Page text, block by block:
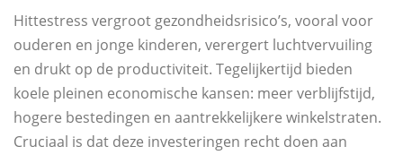
Hittestress vergroot gezondheidsrisico’s, vooral voor
ouderen en jonge kinderen, verergert luchtvervuiling
en drukt op de productiviteit. Tegelijkertijd bieden
koele pleinen economische kansen: meer verblijfstijd,
hogere bestedingen en aantrekkelijkere winkelstraten.
Cruciaal is dat deze investeringen recht doen aan